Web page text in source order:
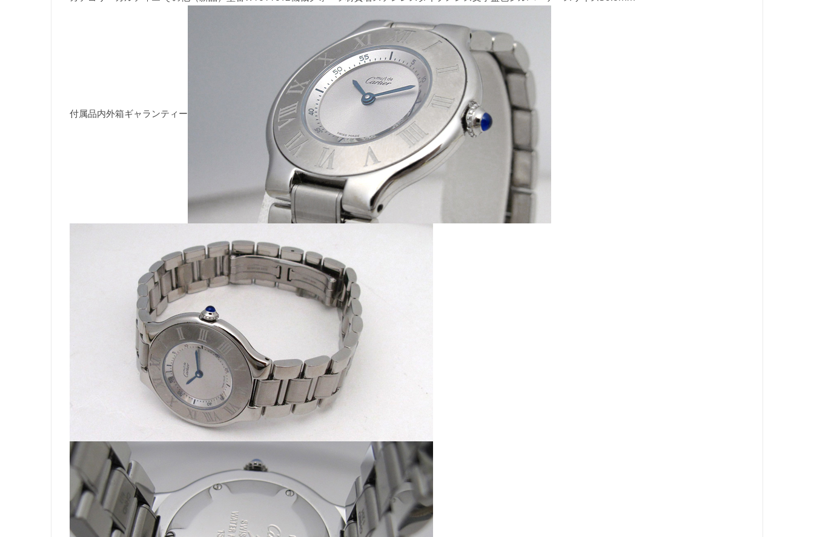
付属品内外箱ギャランティー